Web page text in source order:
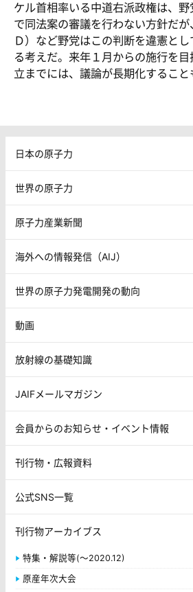
ケル首相率いる中道右派政権は、
で同法案の審議を行わない方針だ
Ｄ）など野党はこの判断を違憲と
る考えだ。来年１月からの施行を
立までには、議論が長期化すること
日本の原子力
世界の原子力
原子力産業新聞
海外への情報発信（AIJ）
世界の原子力発電開発の動向
動画
放射線の基礎知識
JAIFメールマガジン
会員からのお知らせ・イベント情報
刊行物・広報資料
公式SNS一覧
刊行物アーカイブス
特集・解説等(～2020.12)
原産年次大会